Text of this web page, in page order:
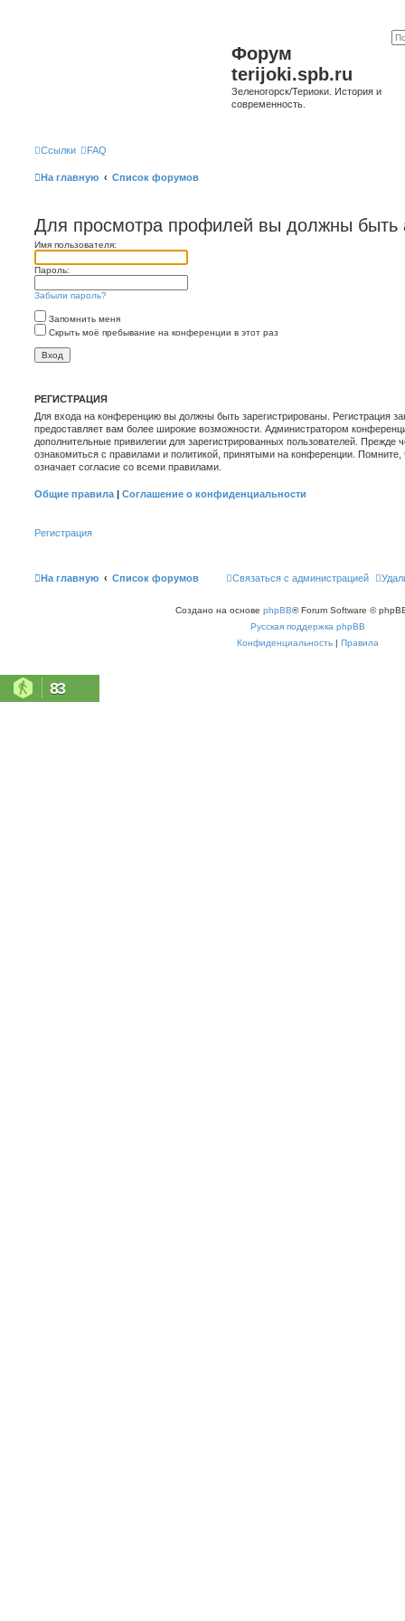
Форум
terijoki.spb.ru
Зеленогорск/Териоки. История и
современность.
Ссылки FAQ
На главную Список форумов
Для просмотра профилей вы должны быть
Имя пользователя:
Пароль:
Забыли пароль?
Запомнить меня
Скрыть моё пребывание на конференции в этот раз
РЕГИСТРАЦИЯ
Для входа на конференцию вы должны быть зарегистрированы. Регистрация
предоставляет вам более широкие возможности. Администратором
дополнительные привилегии для зарегистрированных пользователей. Прежде
ознакомиться с правилами и политикой, принятыми на конференции.
означает согласие со всеми правилами.
Общие правила | Соглашение о конфиденциальности
Регистрация
На главную Список форумов Связаться с администрацией
Создано на основе phpBB® Forum Software ©
Русская поддержка phpBB
Конфиденциальность | Правила
83